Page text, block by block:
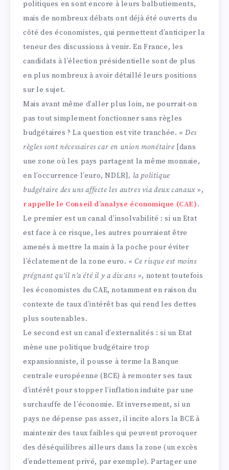
politiques en sont encore à leurs balbutiements,
mais de nombreux débats ont déjà été ouverts du
côté des économistes, qui permettent d’anticiper la
teneur des discussions à venir. En France, les
candidats à l’élection présidentielle sont de plus
en plus nombreux à avoir détaillé leurs positions
sur le sujet.
Mais avant même d’aller plus loin, ne pourrait-on
pas tout simplement fonctionner sans règles
budgétaires ? La question est vite tranchée. « Des
règles sont nécessaires car en union monétaire [dans
une zone où les pays partagent la même monnaie,
en l’occurrence l’euro, NDLR] , la politique
budgétaire des uns affecte les autres via deux canaux »,
rappelle le Conseil d’analyse économique (CAE).
Le premier est un canal d’insolvabilité : si un Etat
est face à ce risque, les autres pourraient être
amenés à mettre la main à la poche pour éviter
l’éclatement de la zone euro. « Ce risque est moins
prégnant qu’il n’a été il y a dix ans », notent toutefois
les économistes du CAE, notamment en raison du
contexte de taux d’intérêt bas qui rend les dettes
plus soutenables.
Le second est un canal d’externalités : si un Etat
mène une politique budgétaire trop
expansionniste, il pousse à terme la Banque
centrale européenne (BCE) à remonter ses taux
d’intérêt pour stopper l’inflation induite par une
surchauffe de l’économie. Et inversement, si un
pays ne dépense pas assez, il incite alors la BCE à
maintenir des taux faibles qui peuvent provoquer
des déséquilibres ailleurs dans la zone (un excès
d’endettement privé, par exemple). Partager une